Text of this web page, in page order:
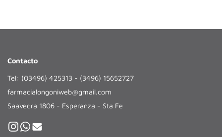
Contacto
Tel: (03496) 425313 - (3496) 15652727
farmacialongoniweb@gmail.com
Saavedra 1806 - Esperanza - Sta Fe